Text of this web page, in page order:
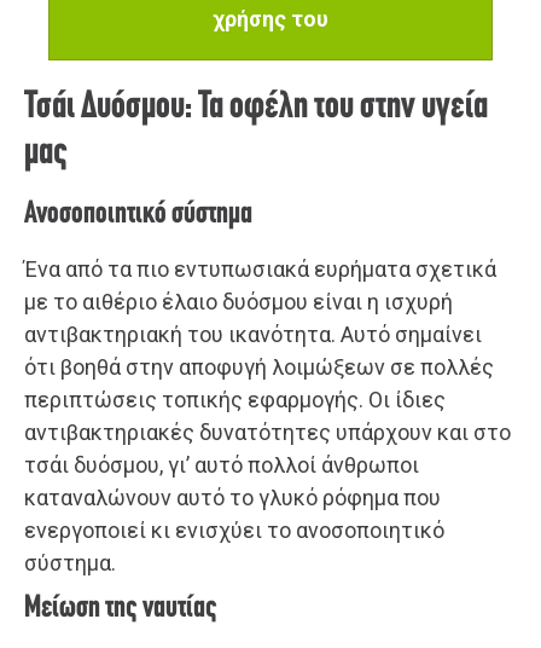
χρήσης του
Τσάι Δυόσμου: Τα οφέλη του στην υγεία
μας
Ανοσοποιητικό σύστημα
Ένα από τα πιο εντυπωσιακά ευρήματα σχετικά
με το αιθέριο έλαιο δυόσμου είναι η ισχυρή
αντιβακτηριακή του ικανότητα. Αυτό σημαίνει
ότι βοηθά στην αποφυγή λοιμώξεων σε πολλές
περιπτώσεις τοπικής εφαρμογής. Οι ίδιες
αντιβακτηριακές δυνατότητες υπάρχουν και στο
τσάι δυόσμου, γι’ αυτό πολλοί άνθρωποι
καταναλώνουν αυτό το γλυκό ρόφημα που
ενεργοποιεί κι ενισχύει το ανοσοποιητικό
σύστημα.
Μείωση της ναυτίας